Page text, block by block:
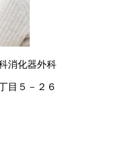
消化器外科
目５－２６